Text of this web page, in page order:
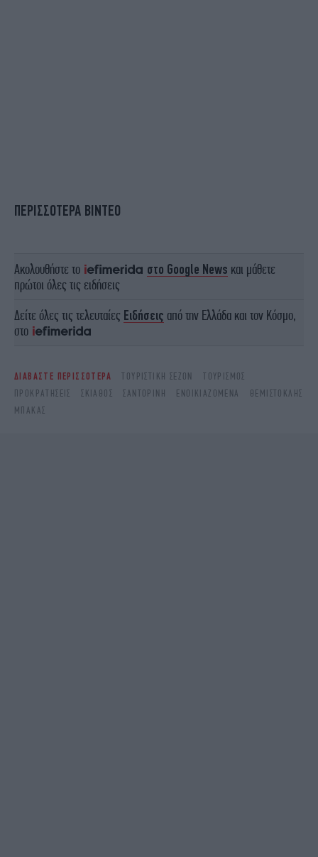
ΠΕΡΙΣΣΟΤΕΡΑ ΒΙΝΤΕΟ
Ακολουθήστε το στο Google News και μάθετε
πρώτοι όλες τις ειδήσεις
Δείτε όλες τις τελευταίες Ειδήσεις από την Ελλάδα και τον Κόσμο,
στο
ΔΙΑΒΑΣΤΕ ΠΕΡΙΣΣΟΤΕΡΑ ΤΟΥΡΙΣΤΙΚΉ ΣΕΖΌΝ
ΤΟΥΡΙΣΜΌΣ
ΠΡΟΚΡΑΤΉΣΕΙΣ
ΣΚΙΆΘΟΣ ΣΑΝΤΟΡΊΝΗ ΕΝΟΙΚΙΑΖΌΜΕΝΑ
ΘΕΜΙΣΤΟΚΛΉΣ
ΜΠΆΚΑΣ